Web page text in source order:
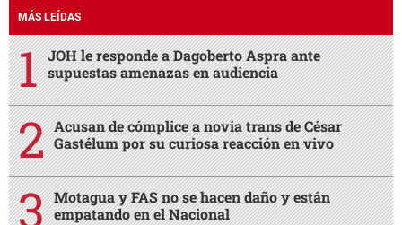
MÁS LEÍDAS
JOH le responde a Dagoberto Aspra ante
supuestas amenazas en audiencia
Acusan de cómplice a novia trans de César
Gastélum por su curiosa reacción en vivo
Motagua y FAS no se hacen daño y están
empatando en el Nacional